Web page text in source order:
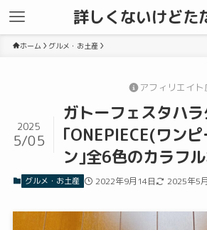
詳しくないけどた
ホーム グルメ・お土産
アフィリエイト
ガトーフェスタハ
｢ONEPIECE(ワン
ン｣全6色のカラフ
2025
5/05
グルメ・お土産 2022年9月14日 2025年5